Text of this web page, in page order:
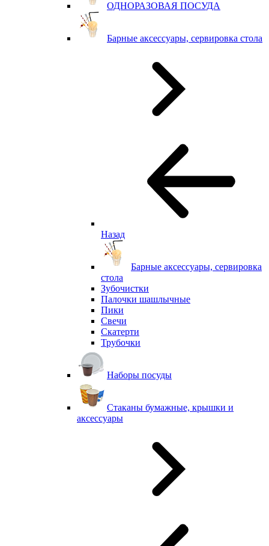
ОДНОРАЗОВАЯ ПОСУДА
Барные аксессуары, сервировка стола
Назад
Барные аксессуары, сервировка
стола
Зубочистки
Палочки шашлычные
Пики
Свечи
Скатерти
Трубочки
Наборы посуды
Стаканы бумажные, крышки и
аксессуары